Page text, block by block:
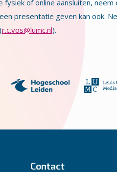
fysiek of online aansluiten,
presentatie geven kan ook.
r.c.vos@lumc.nl).
Contact